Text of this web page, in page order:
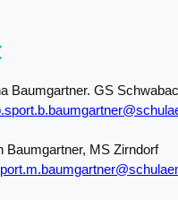
Baumgartner. GS
Baumgartner, MS Zirndorf